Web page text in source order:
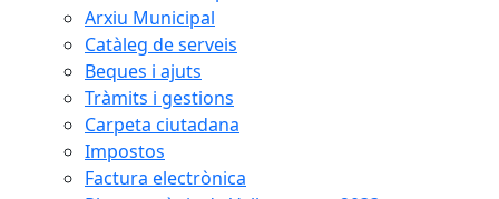
Arxiu Municipal
Catàleg de serveis
Beques i ajuts
Tràmits i gestions
Carpeta ciutadana
Impostos
Factura electrònica